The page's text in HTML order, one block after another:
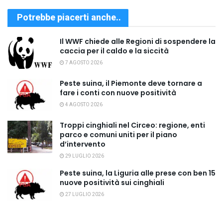
Potrebbe piacerti anche..
Il WWF chiede alle Regioni di sospendere la
caccia per il caldo e la siccità
7 AGOSTO 2026
Peste suina, il Piemonte deve tornare a
fare i conti con nuove positività
4 AGOSTO 2026
Troppi cinghiali nel Circeo: regione, enti
parco e comuni uniti per il piano
d’intervento
29 LUGLIO 2026
Peste suina, la Liguria alle prese con ben 15
nuove positività sui cinghiali
27 LUGLIO 2026